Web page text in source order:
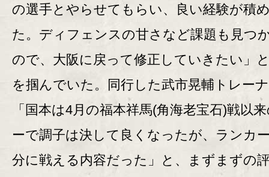
の選手とやらせてもらい、良い経験が積
た。ディフェンスの甘さなど課題も見つ
ので、大阪に戻って修正していきたい」
を掴んでいた。同行した武市晃輔トレー
「国本は4月の福本祥馬(角海老宝石)戦以
ーで調子は決して良くなったが、ランカ
分に戦える内容だった」と、まずまずの